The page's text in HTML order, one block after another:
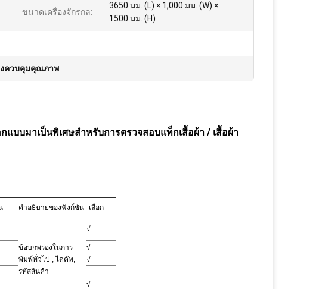
ขนาดเครื่องจักรกล:
3650 มม. (L) × 1,000 มม. (W) ×
1500 มม. (H)
งควบคุมคุณภาพ
บมาเป็นพิเศษสำหรับการตรวจสอบแท็กเสื้อผ้า / เสื้อผ้า
คำอธิบายของฟังก์ชัน -เลือก
ข้อบกพร่องในการ
พิมพ์ทั่วไป , ไดคัท,
รหัสสินค้า
√
√
√
√